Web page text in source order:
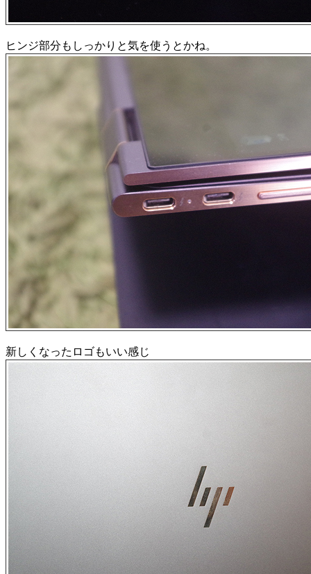
ヒンジ部分もしっかりと気を使うとかね。
新しくなったロゴもいい感じ